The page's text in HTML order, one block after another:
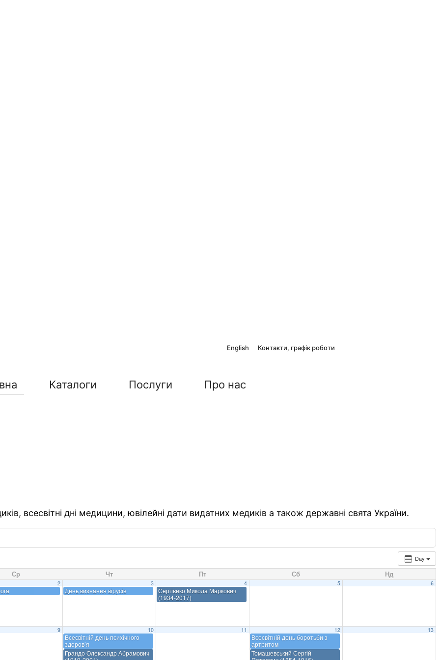
English Контакти, графік роботи
Каталоги Послуги Про нас
всесвітні дні медицини, ювілейні дати видатних медиків а також державні свята України.
Day
Ср Чт Пт Сб Нд
2 3
День визнання вірусів
4
Сергієнко Микола Маркович
(1934-2017)
5 6
9 10
Всесвітній день психічного
здоров’я
Грандо Олександр Абрамович
11 12
Всесвітній день боротьби з
артритом
Томашевський Сергій
13